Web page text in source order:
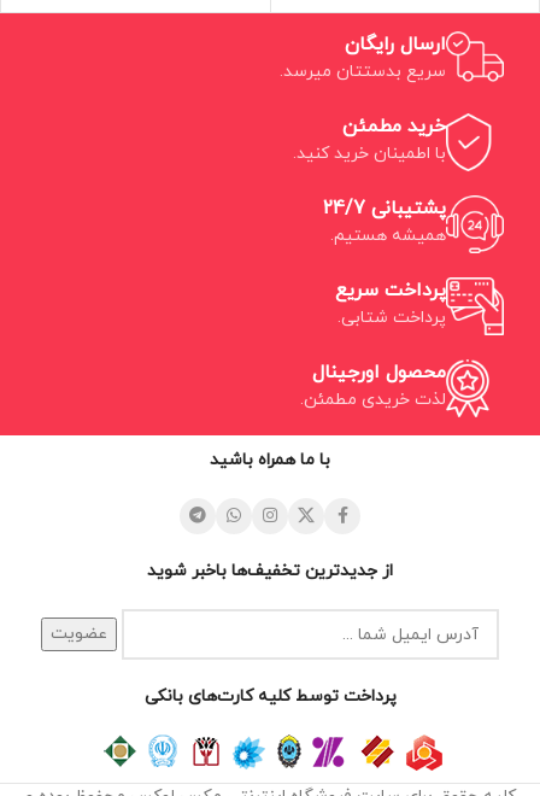
ارسال رایگان
سریع بدستتان میرسد.
خرید مطمئن
با اطمینان خرید کنید.
پشتیبانی 24/7
همیشه هستیم.
پرداخت سریع
پرداخت شتابی.
محصول اورجینال
لذت خریدی مطمئن.
با ما همراه باشید
از جدیدترین تخفیف‌ها باخبر شوید
پرداخت توسط کلیه کارت‌های بانکی